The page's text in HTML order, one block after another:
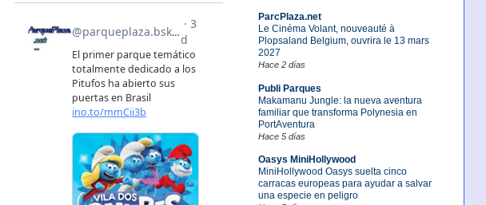
ParcPlaza.net
Le Cinéma Volant, nouveauté à
Plopsaland Belgium, ouvrira le 13 mars
2027
Hace 2 días
Publi Parques
Makamanu Jungle: la nueva aventura
familiar que transforma Polynesia en
PortAventura
Hace 5 días
Oasys MiniHollywood
MiniHollywood Oasys suelta cinco
carracas europeas para ayudar a salvar
una especie en peligro